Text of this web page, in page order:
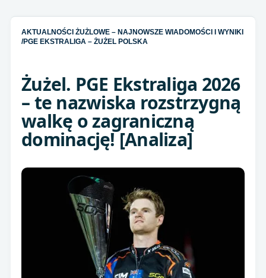
AKTUALNOŚCI ŻUŻLOWE – NAJNOWSZE WIADOMOŚCI I WYNIKI
/PGE EKSTRALIGA – ŻUŻEL POLSKA
Żużel. PGE Ekstraliga 2026
– te nazwiska rozstrzygną
walkę o zagraniczną
dominację! [Analiza]